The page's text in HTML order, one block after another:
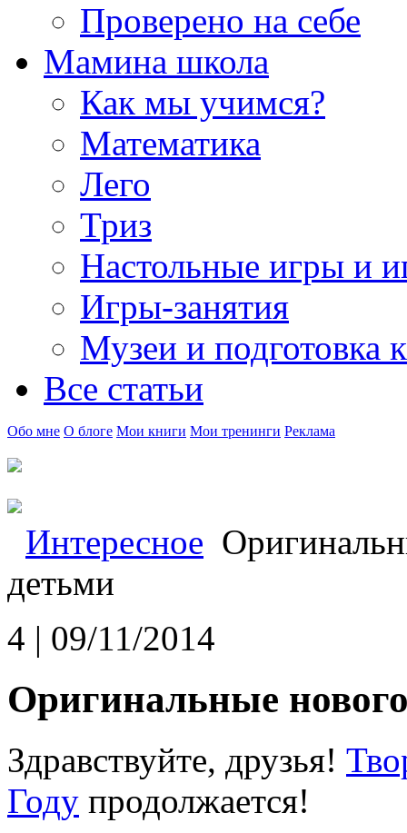
Проверено на себе
Мамина школа
Как мы учимся?
Математика
Лего
Триз
Настольные игры и
Игры-занятия
Музеи и подготовка
Все статьи
Обо мне О блоге Мои книги Мои тренинги Реклама
Интересное
детьми
4 | 09/11/2014
Оригинальные
Здравствуйте, друзья!
Году продолжается!